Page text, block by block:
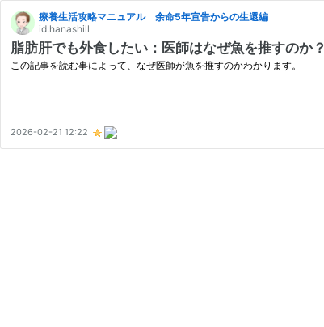
療養生活攻略マニュアル 余命5年宣告からの生還編
id:hanashill
脂肪肝でも外食したい：医師はなぜ魚を推すのか？
この記事を読む事によって、なぜ医師が魚を推すのかわかります。
2026-02-21 12:22